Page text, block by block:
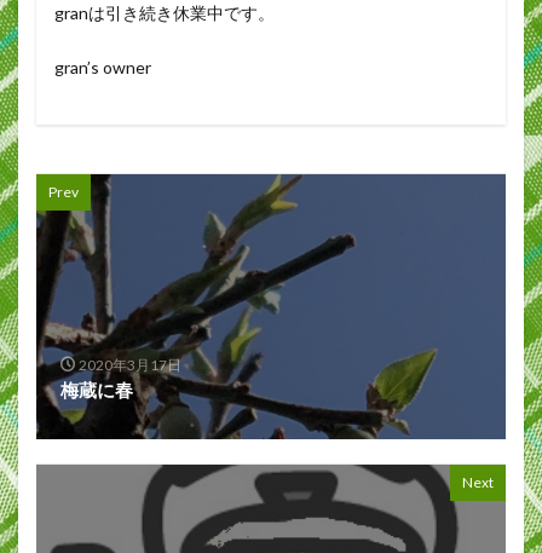
granは引き続き休業中です。
gran’s owner
Prev
2020年3月17日
梅蔵に春
Next